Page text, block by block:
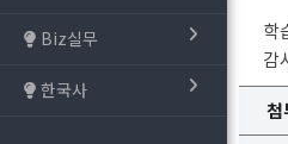
Biz실무
한국사
학
감
첨